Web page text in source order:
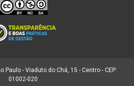
Paulo - Viaduto do Chá, 15 - Centro - CEP:
01002-020